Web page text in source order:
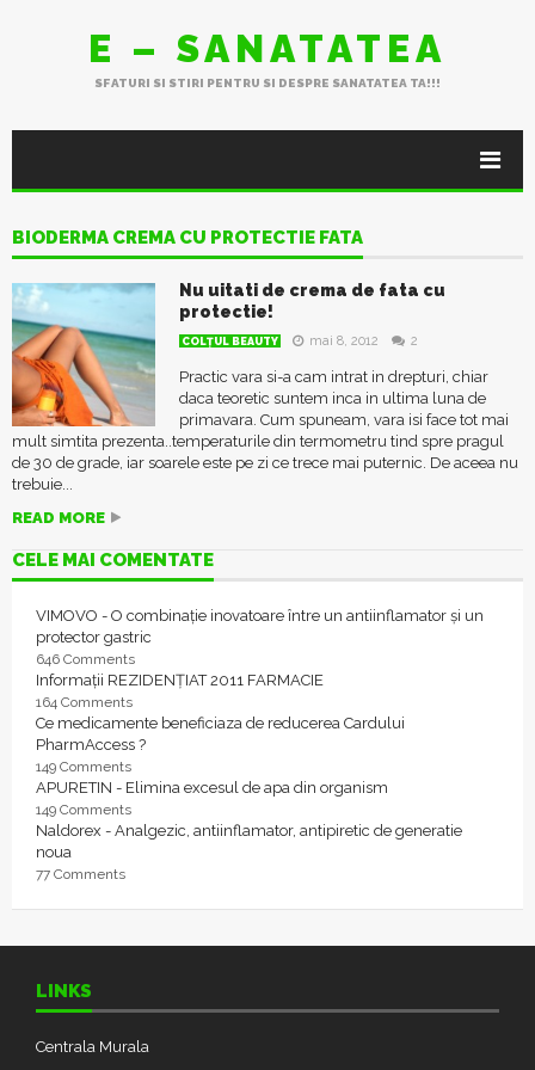
E – SANATATEA
SFATURI SI STIRI PENTRU SI DESPRE SANATATEA TA!!!
BIODERMA CREMA CU PROTECTIE FATA
Nu uitati de crema de fata cu
protectie!
COLŢUL BEAUTY mai 8, 2012 2
Practic vara si-a cam intrat in drepturi, chiar
daca teoretic suntem inca in ultima luna de
primavara. Cum spuneam, vara isi face tot mai
mult simtita prezenta..temperaturile din termometru tind spre pragul
de 30 de grade, iar soarele este pe zi ce trece mai puternic. De aceea nu
trebuie...
READ MORE
CELE MAI COMENTATE
VIMOVO - O combinație inovatoare între un antiinflamator și un
protector gastric
646 Comments
Informații REZIDENȚIAT 2011 FARMACIE
164 Comments
Ce medicamente beneficiaza de reducerea Cardului
PharmAccess ?
149 Comments
APURETIN - Elimina excesul de apa din organism
149 Comments
Naldorex - Analgezic, antiinflamator, antipiretic de generatie
noua
77 Comments
LINKS
Centrala Murala